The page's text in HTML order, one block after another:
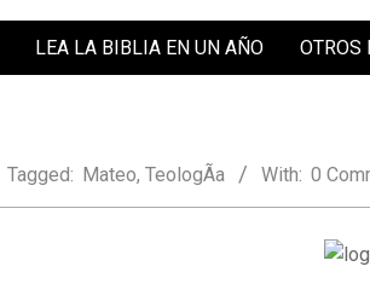
LEA LA BIBLIA EN UN AÑO OTROS
Tagged: Mateo, TeologÃ­a With: 0